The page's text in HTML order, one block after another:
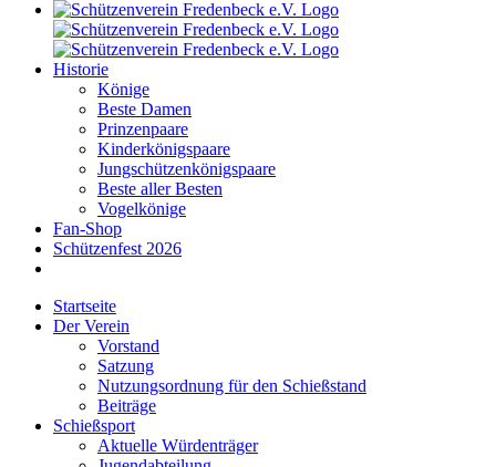
Historie
Könige
Beste Damen
Prinzenpaare
Kinderkönigspaare
Jungschützenkönigspaare
Beste aller Besten
Vogelkönige
Fan-Shop
Schützenfest 2026
Startseite
Der Verein
Vorstand
Satzung
Nutzungsordnung für den Schießstand
Beiträge
Schießsport
Aktuelle Würdenträger